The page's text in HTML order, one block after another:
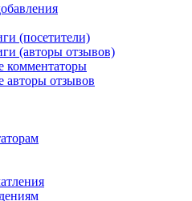
(посетители)
(авторы отзывов)
комментаторы
авторы отзывов